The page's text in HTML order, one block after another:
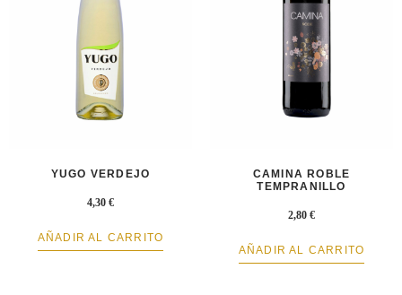
YUGO VERDEJO
4,30 €
AÑADIR AL CARRITO
CAMINA ROBLE
TEMPRANILLO
2,80 €
AÑADIR AL CARRITO